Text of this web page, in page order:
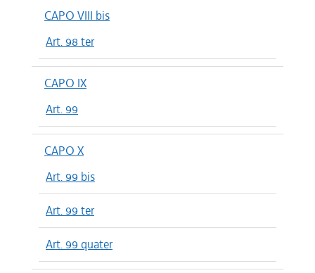
CAPO VIII bis
Art. 98 ter
CAPO IX
Art. 99
CAPO X
Art. 99 bis
Art. 99 ter
Art. 99 quater